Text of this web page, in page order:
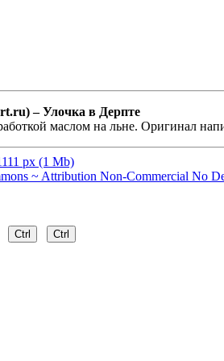
–Улочка в Дерпте
маслом на льне. Оригинал
px (1 Mb)
~ Attribution Non-Commercial No
Ctrl Ctrl